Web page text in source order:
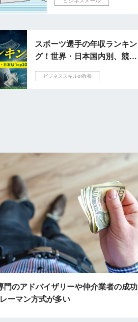
スポーツ選手の年収ランキン
グ！世界・日本国内別、競技
ビジネススキルor教養
門のアドバイザリーや仲介業者の成功
ーマン方式が多い